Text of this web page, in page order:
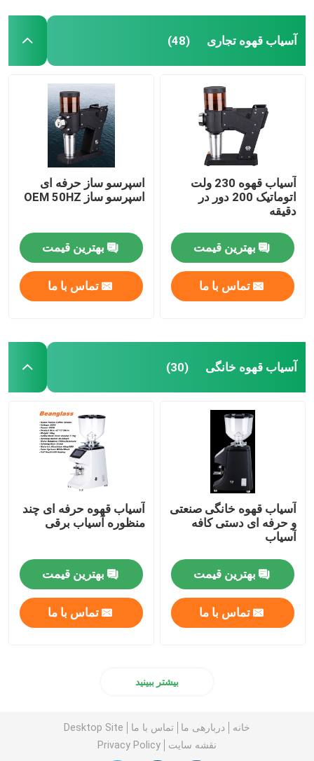
آسیاب قهوه تجاری (48)
آسیاب قهوه 230 ولت
اتوماتیک 200 دور در
دقیقه
بهترین قیمت
تماس با ما
اسپرسو ساز حرفه ای
اسپرسو ساز OEM 50HZ
بهترین قیمت
تماس با ما
آسیاب قهوه خانگی (30)
آسیاب قهوه خانگی صنعتی
و حرفه ای دستی کافه
آسیاب
بهترین قیمت
تماس با ما
آسیاب قهوه حرفه ای چند
منظوره آسیاب برقی
بهترین قیمت
تماس با ما
بیشتر ببینید
خانه دربارهی ما تماس با ما
Desktop Site
نقشه سایت
Privacy Policy